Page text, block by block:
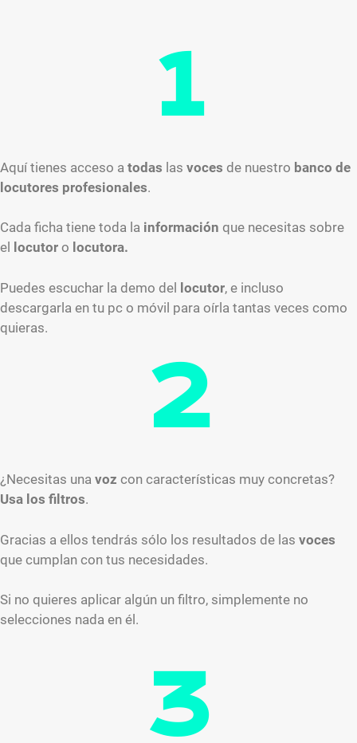
1
Aquí tienes acceso a todas las voces de nuestro banco de
locutores profesionales.
Cada ficha tiene toda la información que necesitas sobre
el
locutor o locutora.
Puedes escuchar la demo del locutor, e incluso
descargarla en tu pc o móvil para oírla tantas veces como
quieras.
2
¿Necesitas una voz con características muy concretas?
Usa los filtros.
Gracias a ellos tendrás sólo los resultados de las voces
que cumplan con tus necesidades.
Si no quieres aplicar algún un filtro, simplemente no
selecciones nada en él.
3